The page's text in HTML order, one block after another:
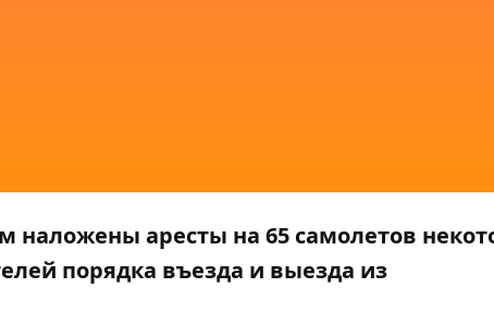
наложены аресты на 65 самолетов
порядка въезда и выезда из